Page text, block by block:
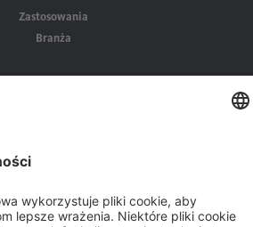
Zastosowania
Branża
Sp. z o.o.
834 WARSZAWA